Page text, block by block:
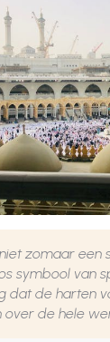
zomaar een
symbool van
dat de harten
over de hele